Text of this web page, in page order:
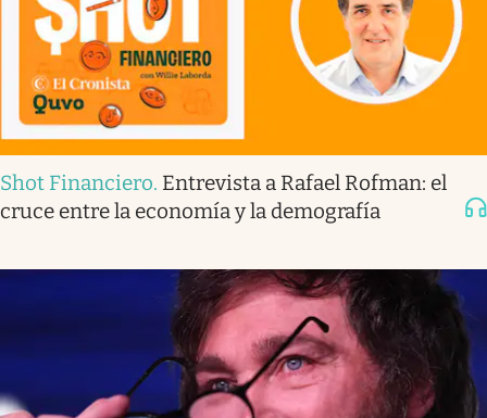
Shot Financiero. Entrevista a Rafael Rofman: el
cruce entre la economía y la demografía